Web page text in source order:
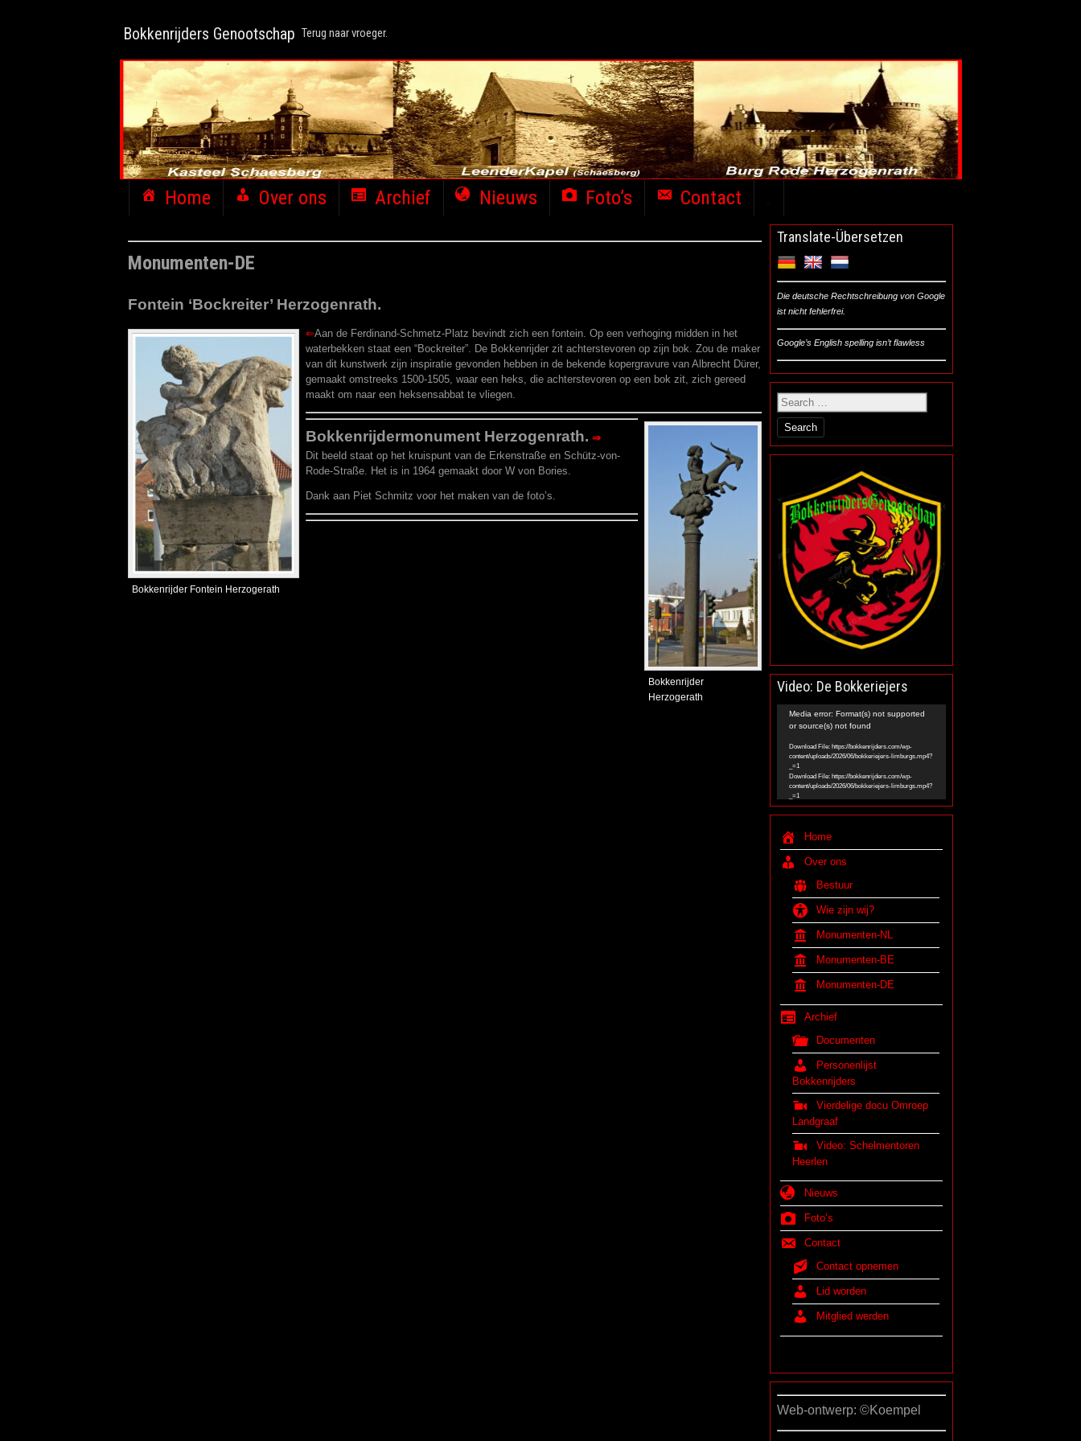
Bokkenrijders Genootschap Terug naar vroeger.
Home Over ons Archief Nieuws Foto’s Contact
Monumenten-DE
Fontein ‘Bockreiter’ Herzogenrath.
Bokkenrijder Fontein Herzogerath
⇐Aan de Ferdinand-Schmetz-Platz bevindt zich een fontein. Op een verhoging midden in het
waterbekken staat een “Bockreiter”. De Bokkenrijder zit achterstevoren op zijn bok. Zou de maker
van dit kunstwerk zijn inspiratie gevonden hebben in de bekende kopergravure van Albrecht Dürer,
gemaakt omstreeks 1500-1505, waar een heks, die achterstevoren op een bok zit, zich gereed
maakt om naar een heksensabbat te vliegen.
Bokkenrijder
Herzogerath
Bokkenrijdermonument Herzogenrath. ⇒
Dit beeld staat op het kruispunt van de Erkenstraße en Schütz-von-
Rode-Straße. Het is in 1964 gemaakt door W von Bories.
Dank aan Piet Schmitz voor het maken van de foto’s.
Translate-Übersetzen
Die deutsche Rechtschreibung von Google
ist nicht fehlerfrei.
Google’s English spelling isn’t flawless
Video: De Bokkeriejers
Video
Player
Media error: Format(s) not supported
or source(s) not found
Download File: https://bokkenrijders.com/wp-
content/uploads/2026/06/bokkeriejers-limburgs.mp4?
_=1
Download File: https://bokkenrijders.com/wp-
content/uploads/2026/06/bokkeriejers-limburgs.mp4?
_=1
Home
Over ons
Bestuur
Wie zijn wij?
Monumenten-NL
Monumenten-BE
Monumenten-DE
Archief
Documenten
Personenlijst
Bokkenrijders
Vierdelige docu Omroep
Landgraaf
Video: Schelmentoren
Heerlen
Nieuws
Foto’s
Contact
Contact opnemen
Lid worden
Mitglied werden
Web-ontwerp: ©Koempel